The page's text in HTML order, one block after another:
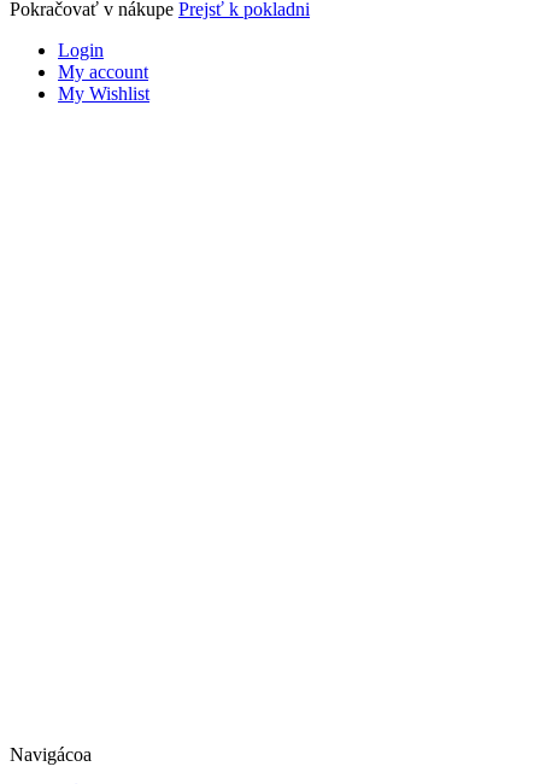
Pokračovať v nákupe Prejsť k pokladni
Login
My account
My Wishlist
Navigácoa